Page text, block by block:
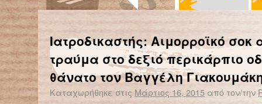
← Επιστροφή στο %s
Ε.Σ.Α.μεΑ: Κανένα παιδί με αναπηρία εκτός σχολείου
Ιατροδικαστής: Αιμορροϊκό σοκ
τραύμα στο δεξιό περικάρπιο
θάνατο τον Βαγγέλη
Καταχωρήθηκε στις Μάρτιος 16, 2015 από τον/την